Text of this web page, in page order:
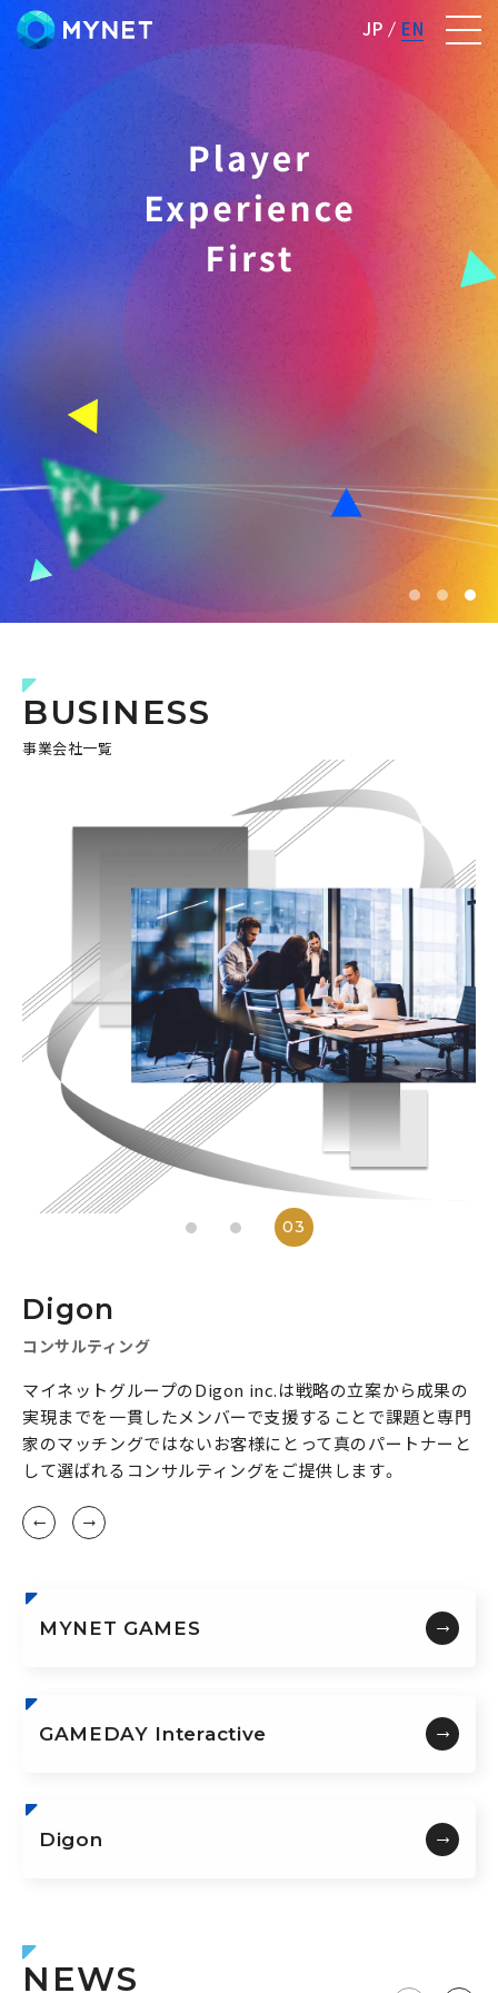
株式会社マイネット
JP EN
BUSINESS
事業会社一覧
コンサルティング
ファンタジースポーツ
Digon
コンサルティング
マイネットグループのDigon inc.は戦略の立案から成果の
実現までを一貫したメンバーで支援することで課題と専門
家のマッチングではないお客様にとって真のパートナーと
して選ばれるコンサルティングをご提供します。
3
MYNET GAMES
GAMEDAY Interactive
Digon
NEWS